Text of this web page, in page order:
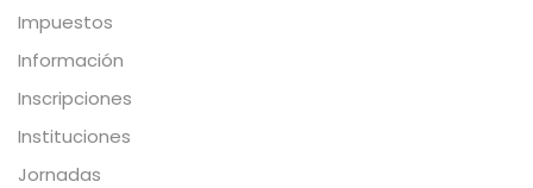
Impuestos
Información
Inscripciones
Instituciones
Jornadas